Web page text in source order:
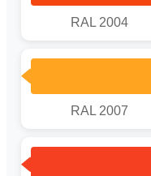
RAL 2004
RAL 2007